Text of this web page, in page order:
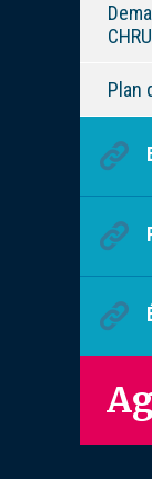
Plan